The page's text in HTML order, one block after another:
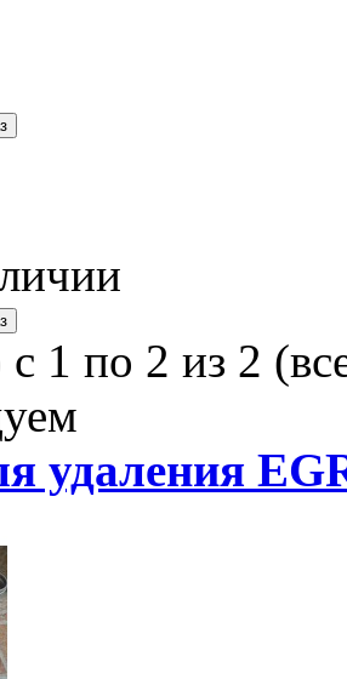
1 по 2 из 2
удаления